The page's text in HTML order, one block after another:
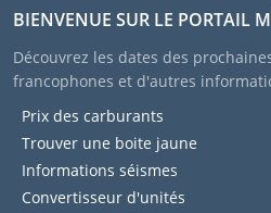
BIENVENUE SUR LE PORTAIL
Découvrez les dates des
francophones et d'autres
Prix des carburants
Trouver une boite jaune
Informations séismes
Convertisseur d'unités